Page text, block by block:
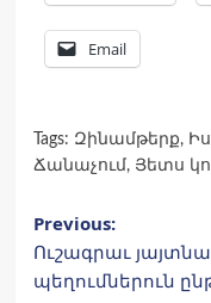
Email
Tags: Զինամթերք,
Ճանաչում , Յետս
Post
Previous:
Ուշագրաւ
պեղումներուն